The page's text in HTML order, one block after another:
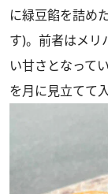
に緑豆餡を詰め
す)。前者はメリ
い甘さとなって
を月に見立てて